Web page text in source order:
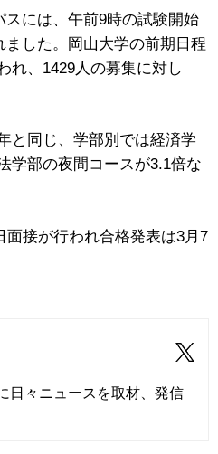
には、午前9時の試験開始
した。岡山大学の前期日程
れ、1429人の募集に対し
と同じ、学部別では経済学
学部の夜間コースが3.1倍な
接が行われ合格発表は3月7
日々ニュースを取材、発信